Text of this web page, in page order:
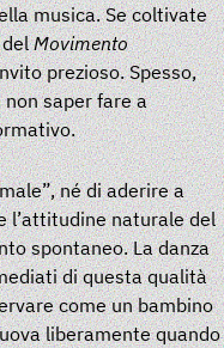
musica. Se coltivate
delMovimento
prezioso. Spesso,
saper fare a
né di aderire a
l’attitudine naturale del
spontaneo. La danza
di questa qualità
come un bambino
liberamente quando